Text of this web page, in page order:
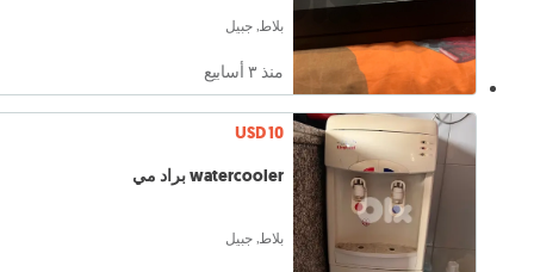
بلاط, جبيل
منذ ٣ أسابيع
USD 10
watercooler براد مي
بلاط, جبيل